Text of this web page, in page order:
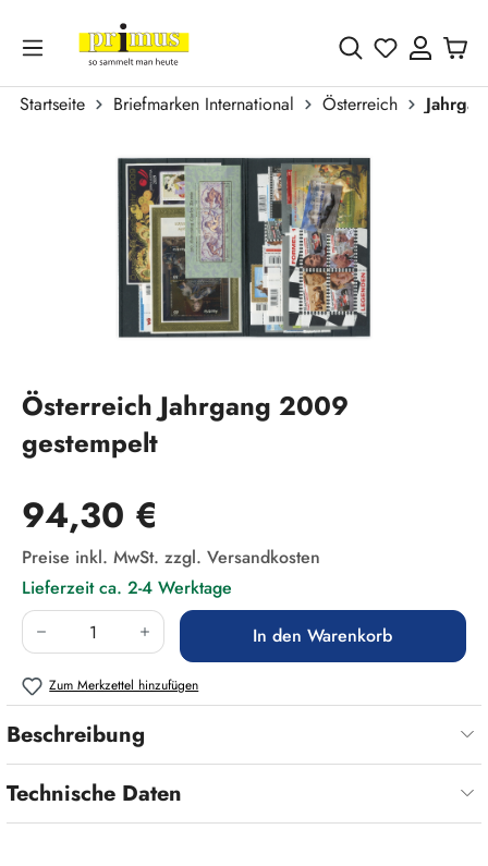
Zum Hauptinhalt springen
Du hast 0
Startseite Briefmarken International Österreich
Österreich Jahrgang 2009
gestempelt
Regulärer Preis:
94,30 €
Preise inkl. MwSt. zzgl. Versandkosten
Lieferzeit ca. 2-4 Werktage
Produkt Anzahl: Gib den gewünschten Wert
In den Warenkorb
Zum Merkzettel hinzufügen
Beschreibung
Technische Daten